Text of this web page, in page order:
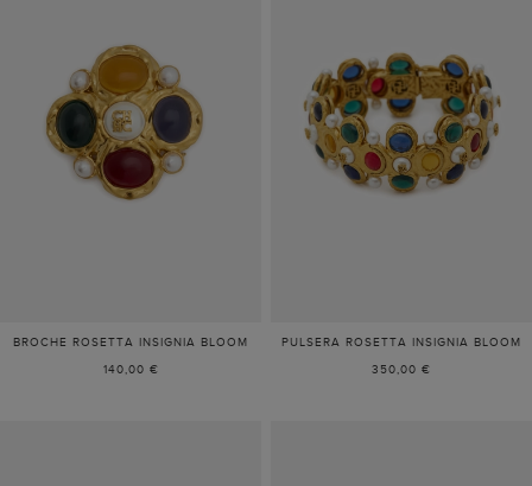
BROCHE ROSETTA INSIGNIA BLOOM
140,00 €
PULSERA ROSETTA INSIGNIA BLOOM
350,00 €